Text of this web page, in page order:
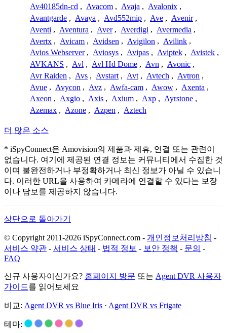
Av40185dn-cd , Avacom , Avaja , Avalonix ,
Avantgarde , Avaya , Avd552mip , Ave , Avenir ,
Aventi , Aventura , Aver , Averdigi , Avermedia ,
Avertx , Avicam , Avidsen , Avigilon , Avilink ,
Avios Webserver , Aviosys , Avipas , Aviptek , Avistek ,
AVKANS , Avl , Avl Hd Dome , Avn , Avonic ,
Avr Raiden , Avs , Avstart , Avt , Avtech , Avtron ,
Avue , Avycon , Avz , Awfa-cam , Awow , Axenta ,
Axeon , Axgio , Axis , Axium , Axp , Ayrstone ,
Azemax , Azone , Azpen , Aztech
더 많은 소스
* iSpyConnect은 Amovision의 제품과 제휴, 연결 또는 관련이
없습니다. 여기에 제공된 연결 정보는 커뮤니티에서 수집한 것
이며 불완전하거나 부정확하거나 최신 정보가 아닐 수 있습니
다. 이러한 URL을 사용하여 카메라에 연결할 수 있다는 보장
이나 담보를 제공하지 않습니다.
상단으로 돌아가기
© Copyright 2011-2026 iSpyConnect.com - 개인정보처리방침 -
서비스 약관 - 서비스 상태 - 법적 정보 - 보안 정책 - 문의 -
FAQ
신규 사용자이신가요? 홈페이지 방문 또는 Agent DVR 사용자
가이드를 읽어보세요
비교: Agent DVR vs Blue Iris · Agent DVR vs Frigate
테마: